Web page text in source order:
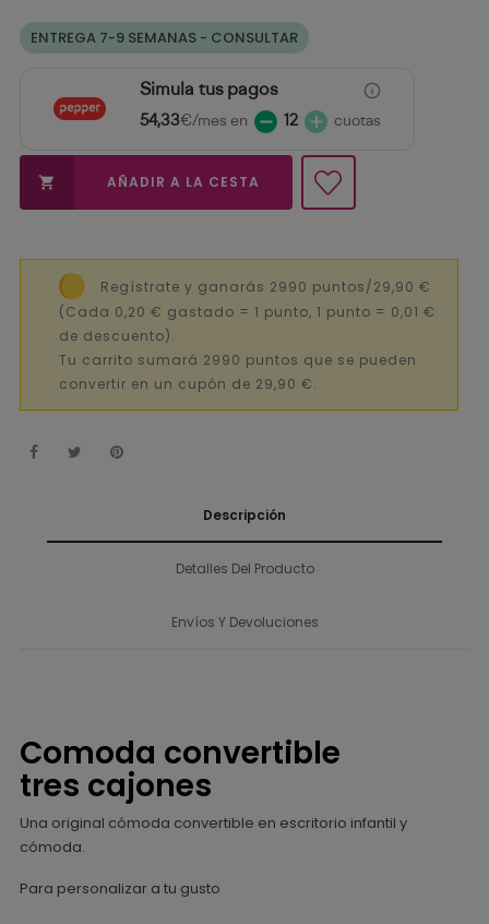
ENTREGA 7-9 SEMANAS - CONSULTAR
Simula tus pagos
54,33€/mes en 12 cuotas
 AÑADIR A LA CESTA
Regístrate y ganarás 2990 puntos/29,90 €
(Cada 0,20 € gastado = 1 punto, 1 punto = 0,01 €
de descuento).
Tu carrito sumará 2990 puntos que se pueden
convertir en un cupón de 29,90 €.
Descripción
Detalles Del Producto
Envíos Y Devoluciones
Comoda convertible
tres cajones
Una original cómoda convertible en escritorio infantil y
cómoda.
Para personalizar a tu gusto